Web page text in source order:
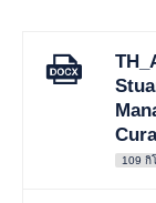
109 กิ